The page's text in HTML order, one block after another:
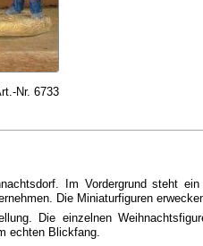
Nr. 6733
Im Vordergrund steht
Die Miniaturfiguren
Die einzelnen
echten Blickfang.